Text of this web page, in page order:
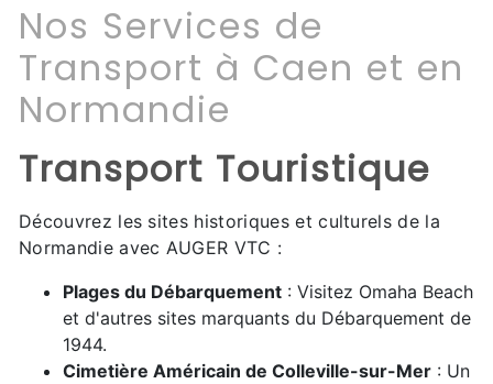
Nos Services de
Transport à Caen et en
Normandie
Transport Touristique
Découvrez les sites historiques et culturels de la
Normandie avec AUGER VTC :
Plages du Débarquement : Visitez Omaha Beach
et d'autres sites marquants du Débarquement de
1944.
Cimetière Américain de Colleville-sur-Mer : Un